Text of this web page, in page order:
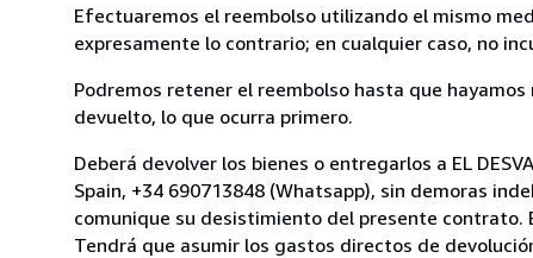
Efectuaremos el reembolso utilizando el mismo
expresamente lo contrario; en cualquier caso, no
Podremos retener el reembolso hasta que
devuelto, lo que ocurra primero.
Deberá devolver los bienes o entregarlos a EL
Spain, +34 690713848 (Whatsapp), sin demoras
comunique su desistimiento del presente contrato.
Tendrá que asumir los gastos directos de